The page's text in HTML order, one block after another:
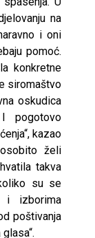
na
i oni
pomoć.
konkretne
siromaštvo
oskudica
pogotovo
kazao
želi
takva
su se
i izborima
poštivanja